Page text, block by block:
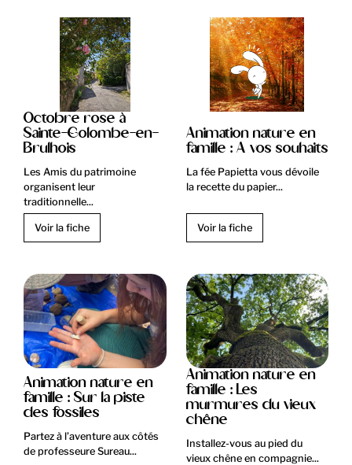
Octobre rose à
Sainte-Colombe-en-
Brulhois
Les Amis du patrimoine
organisent leur
traditionnelle...
Voir la fiche
Animation nature en
famille : A vos souhaits
La fée Papietta vous dévoile
la recette du papier...
Voir la fiche
Animation nature en
famille : Sur la piste
des fossiles
Partez à l’aventure aux côtés
de professeure Sureau...
Animation nature en
famille : Les
murmures du vieux
chêne
Installez-vous au pied du
vieux chêne en compagnie...